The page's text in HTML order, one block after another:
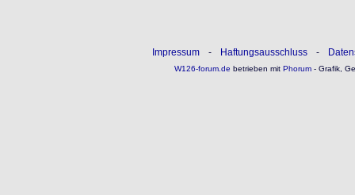
Impressum - Haftungsausschluss -
W126-forum.de betrieben mitPhorum- Grafik,